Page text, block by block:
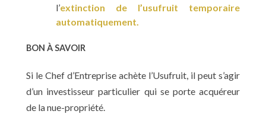
l’extinction de l’usufruit temporaire
automatiquement.
BON À SAVOIR
Si le Chef d’Entreprise achète l’Usufruit, il peut s’agir
d’un investisseur particulier qui se porte acquéreur
de la nue-propriété.